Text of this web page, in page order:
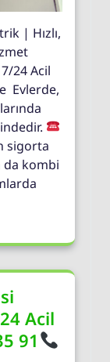
| Hızlı,
24 Acil
Evlerde,
sigorta
da kombi
Acil
91